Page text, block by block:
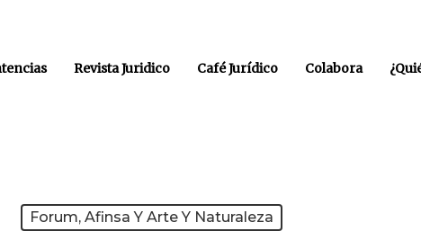
Revista Juridico Café Jurídico Colabora
Forum, Afinsa Y Arte Y Naturaleza